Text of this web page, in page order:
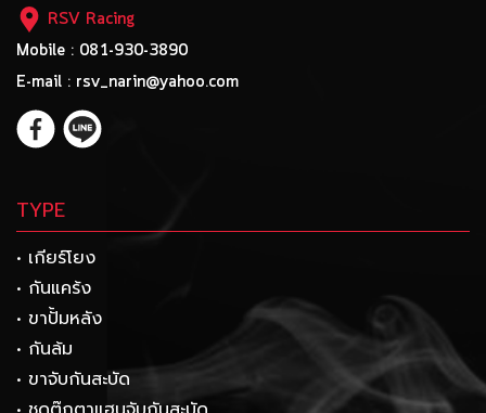
RSV Racing
Mobile : 081-930-3890
E-mail : rsv_narin@yahoo.com
TYPE
• เกียร์โยง
• กันแคร้ง
• ขาปั้มหลัง
• กันล้ม
• ขาจับกันสะบัด